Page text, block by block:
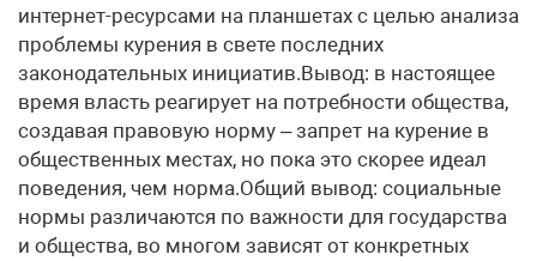
интернет-ресурсами на планшетах с целью анализа
проблемы курения в свете последних
законодательных инициатив.Вывод: в настоящее
время власть реагирует на потребности общества,
создавая правовую норму – запрет на курение в
общественных местах, но пока это скорее идеал
поведения, чем норма.Общий вывод: социальные
нормы различаются по важности для государства
и общества, во многом зависят от конкретных